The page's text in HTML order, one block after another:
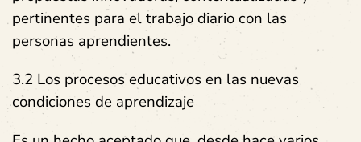
pertinentes para el trabajo diario con las
personas aprendientes.
3.2 Los procesos educativos en las nuevas
condiciones de aprendizaje